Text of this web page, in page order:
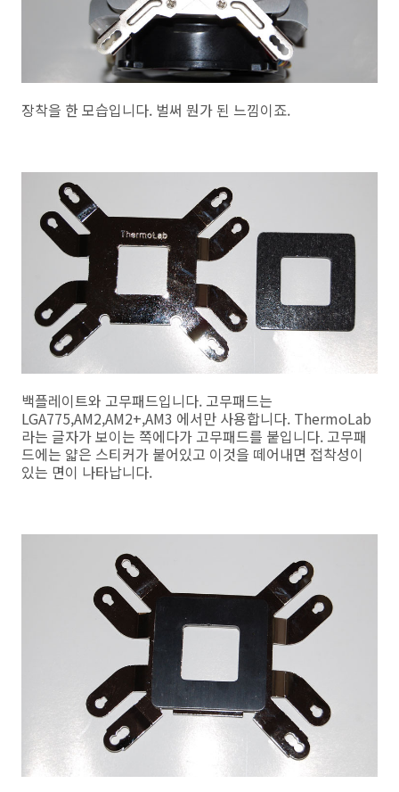
장착을 한 모습입니다. 벌써 뭔가 된 느낌이죠.
백플레이트와 고무패드입니다. 고무패드는
LGA775,AM2,AM2+,AM3 에서만 사용합니다. ThermoLab
라는 글자가 보이는 쪽에다가 고무패드를 붙입니다. 고무패
드에는 얇은 스티커가 붙어있고 이것을 떼어내면 접착성이
있는 면이 나타납니다.